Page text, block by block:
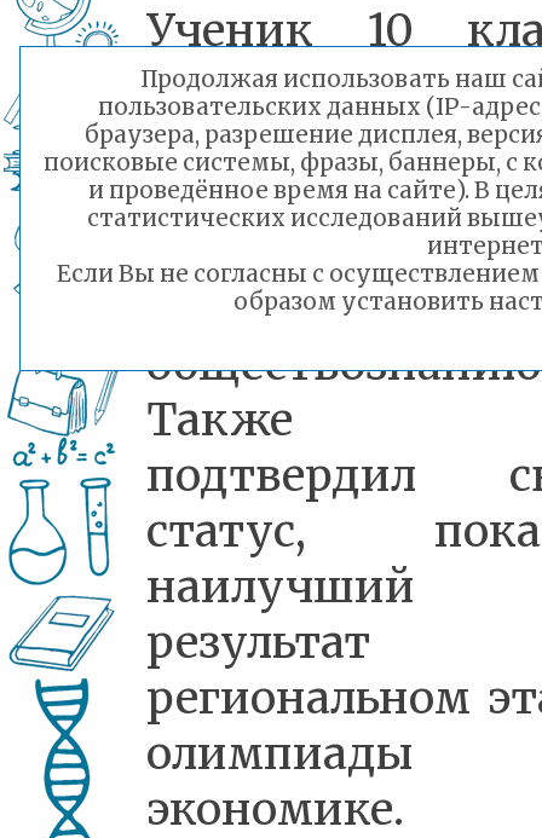
Ученик 10
гимназии
Николай
стал
олимпиады
Также
подтвердил
статус,
наилучший
результат
региональном
олимпиады
экономике.
Продолжая использовать наш
пользовательских данных (IP-
браузера, разрешение дисплея,
поисковые системы, фразы, баннеры, с
и проведённое время на сайте). В
статистических исследований
Если Вы не согласны с
образом установить